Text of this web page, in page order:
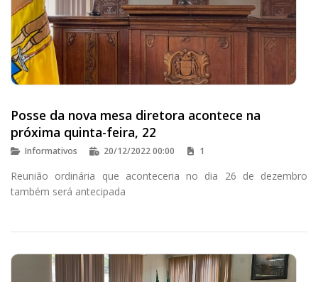
Posse da nova mesa diretora acontece na
próxima quinta-feira, 22
Informativos 20/12/2022 00:00 1
Reunião ordinária que aconteceria no dia 26 de dezembro
também será antecipada